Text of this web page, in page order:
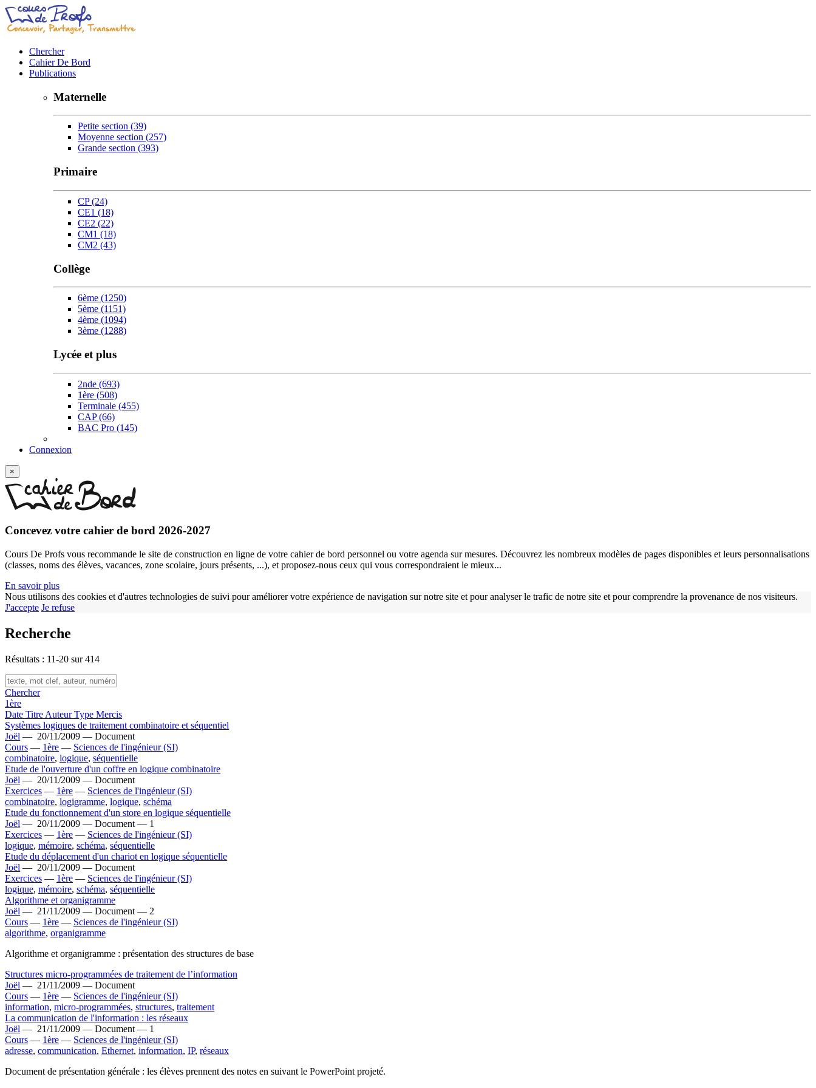
Chercher
Cahier De Bord
Publications
Maternelle
Petite section (39)
Moyenne section (257)
Grande section (393)
Primaire
CP(24)
CE1 (18)
CE2 (22)
CM1 (18)
CM2 (43)
Collège
6ème (1250)
5ème (1151)
4ème (1094)
3ème (1288)
Lycée et plus
2nde (693)
1ère (508)
Terminale (455)
CAP(66)
BAC Pro (145)
Connexion
×
Concevez votre cahier de bord 2026-2027
Cours De Profs vous recommande le site de construction en ligne de votre cahier de bord personnel ou votre agenda sur mesures. Découvrez les nombreux modèles de pages disponibles et leurs personnalisations
(classes, noms des élèves, vacances, zone scolaire, jours présents, ...), et proposez-nous ceux qui vous correspondraient le mieux...
En savoir plus
Nous utilisons des cookies et d'autres technologies de suivi pour améliorer votre expérience de navigation sur notre site et pour analyser le trafic de notre site et pour comprendre la provenance de nos visiteurs.
J'accepte Je refuse
Recherche
Résultats : 11-20 sur 414
Chercher
1ère
Date Titre AuteurType Mercis
Systèmes logiques de traitement combinatoire et séquentiel
Joël — 20/11/2009 — Document
Cours — 1ère — Sciences de l'ingénieur (SI)
combinatoire, logique, séquentielle
Etude de l'ouverture d'un coffre en logique combinatoire
Joël — 20/11/2009 — Document
Exercices — 1ère — Sciences de l'ingénieur (SI)
combinatoire, logigramme, logique, schéma
Etude du fonctionnement d'un store en logique séquentielle
Joël — 20/11/2009 — Document — 1
Exercices — 1ère — Sciences de l'ingénieur (SI)
logique, mémoire, schéma, séquentielle
Etude du déplacement d'un chariot en logique séquentielle
Joël — 20/11/2009 — Document
Exercices — 1ère — Sciences de l'ingénieur (SI)
logique, mémoire, schéma, séquentielle
Algorithme et organigramme
Joël — 21/11/2009 — Document — 2
Cours — 1ère — Sciences de l'ingénieur (SI)
algorithme, organigramme
Algorithme et organigramme : présentation des structures de base
Structures micro-programmées de traitement de l’information
Joël — 21/11/2009 — Document
Cours — 1ère — Sciences de l'ingénieur (SI)
information, micro-programmées, structures, traitement
La communication de l'information : les réseaux
Joël — 21/11/2009 — Document — 1
Cours — 1ère — Sciences de l'ingénieur (SI)
adresse, communication, Ethernet, information, IP, réseaux
Document de présentation générale : les élèves prennent des notes en suivant le PowerPoint projeté.